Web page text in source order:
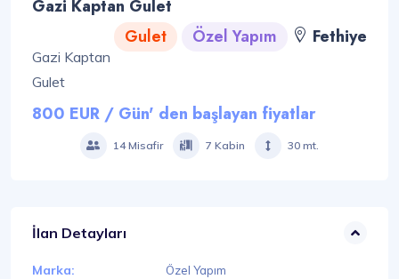
Gazi Kaptan Gulet
Gulet
Özel Yapım Fethiye
Gazi Kaptan
Gulet
800 EUR / Gün' den başlayan fiyatlar
14 Misafir 7 Kabin 30 mt.
İlan Detayları
Marka: Özel Yapım